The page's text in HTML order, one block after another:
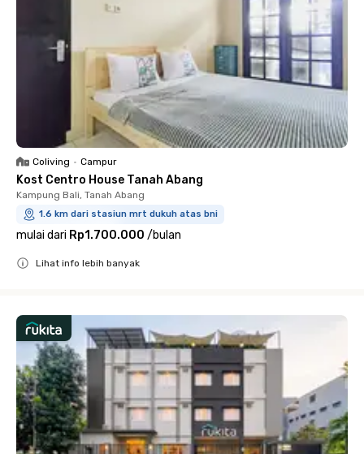
Coliving • Campur
Kost Centro House Tanah Abang
Kampung Bali, Tanah Abang
1.6 km dari stasiun mrt dukuh atas bni
mulai dari Rp1.700.000 /bulan
Lihat info lebih banyak